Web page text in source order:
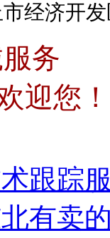
经济开
务
您！
跟踪
有卖